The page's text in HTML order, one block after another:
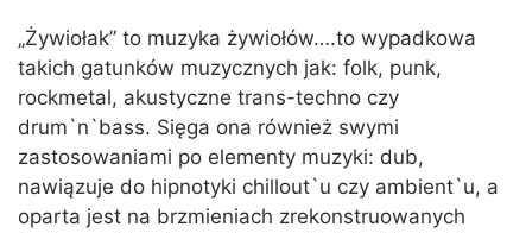
„Żywiołak” to muzyka żywiołów….to wypadkowa
takich gatunków muzycznych jak: folk, punk,
rockmetal, akustyczne trans-techno czy
drum`n`bass. Sięga ona również swymi
zastosowaniami po elementy muzyki: dub,
nawiązuje do hipnotyki chillout`u czy ambient`u, a
oparta jest na brzmieniach zrekonstruowanych